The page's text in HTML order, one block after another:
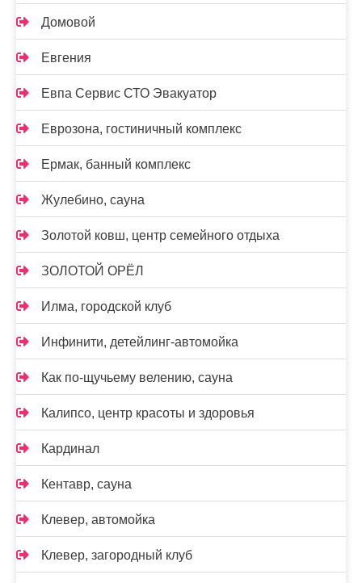
Домовой
Евгения
Евпа Сервис СТО Эвакуатор
Еврозона, гостиничный комплекс
Ермак, банный комплекс
Жулебино, сауна
Золотой ковш, центр семейного отдыха
ЗОЛОТОЙ ОРЁЛ
Илма, городской клуб
Инфинити, детейлинг-автомойка
Как по-щучьему велению, сауна
Калипсо, центр красоты и здоровья
Кардинал
Кентавр, сауна
Клевер, автомойка
Клевер, загородный клуб